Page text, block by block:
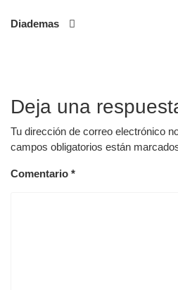
de
Diademas
Deja una
Tu dirección de correo electrónico
campos obligatorios están
Comentario *